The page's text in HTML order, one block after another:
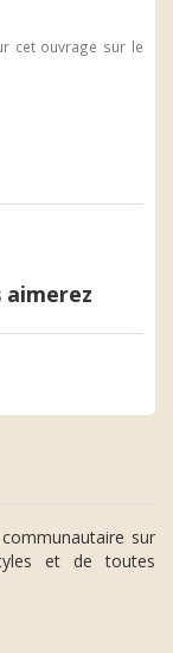
cet ouvrage sur le
aimerez
sur
et de toutes